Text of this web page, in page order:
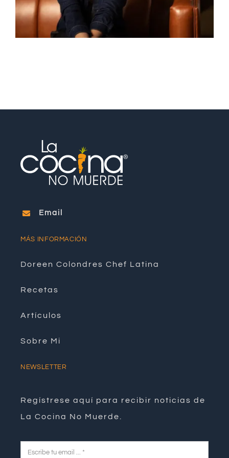
PRENSA
Email
MÁS INFORMACIÓN
Doreen Colondres Chef Latina
Recetas
Artículos
Sobre Mi
NEWSLETTER
Regístrese aquí para recibir noticias de
La Cocina No Muerde.